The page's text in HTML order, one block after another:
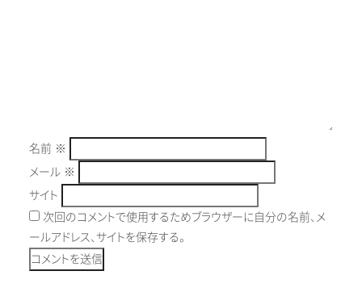
名前 ※
メール ※
サイト
次回のコメントで使用するためブラウザーに自分の名前、メ
ールアドレス、サイトを保存する。